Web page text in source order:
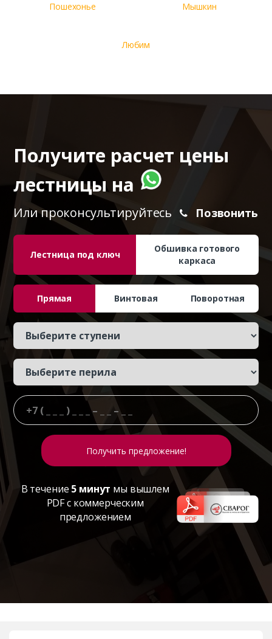
Пошехонье Мышкин
Любим
Получите расчет цены
лестницы на
Или проконсультируйтесь Позвонить
Лестница под ключ
Обшивка готового
каркаса
Прямая Винтовая Поворотная
В течение 5 минут мы вышлем
PDF с коммерческим
предложением